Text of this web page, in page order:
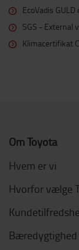
EcoVadis
SGS - External
Klimacertifikat
Om Toyota
Hvem er vi
Hvorfor vælge
Bæredygtighed